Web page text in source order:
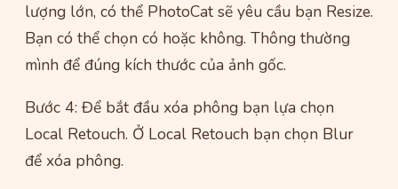
lượng lớn, có thể PhotoCat sẽ yêu cầu bạn Resize.
Bạn có thể chọn có hoặc không. Thông thường
mình để đúng kích thước của ảnh gốc.
Bước 4: Để bắt đầu xóa phông bạn lựa chọn
Local Retouch. Ở Local Retouch bạn chọn Blur
để xóa phông.